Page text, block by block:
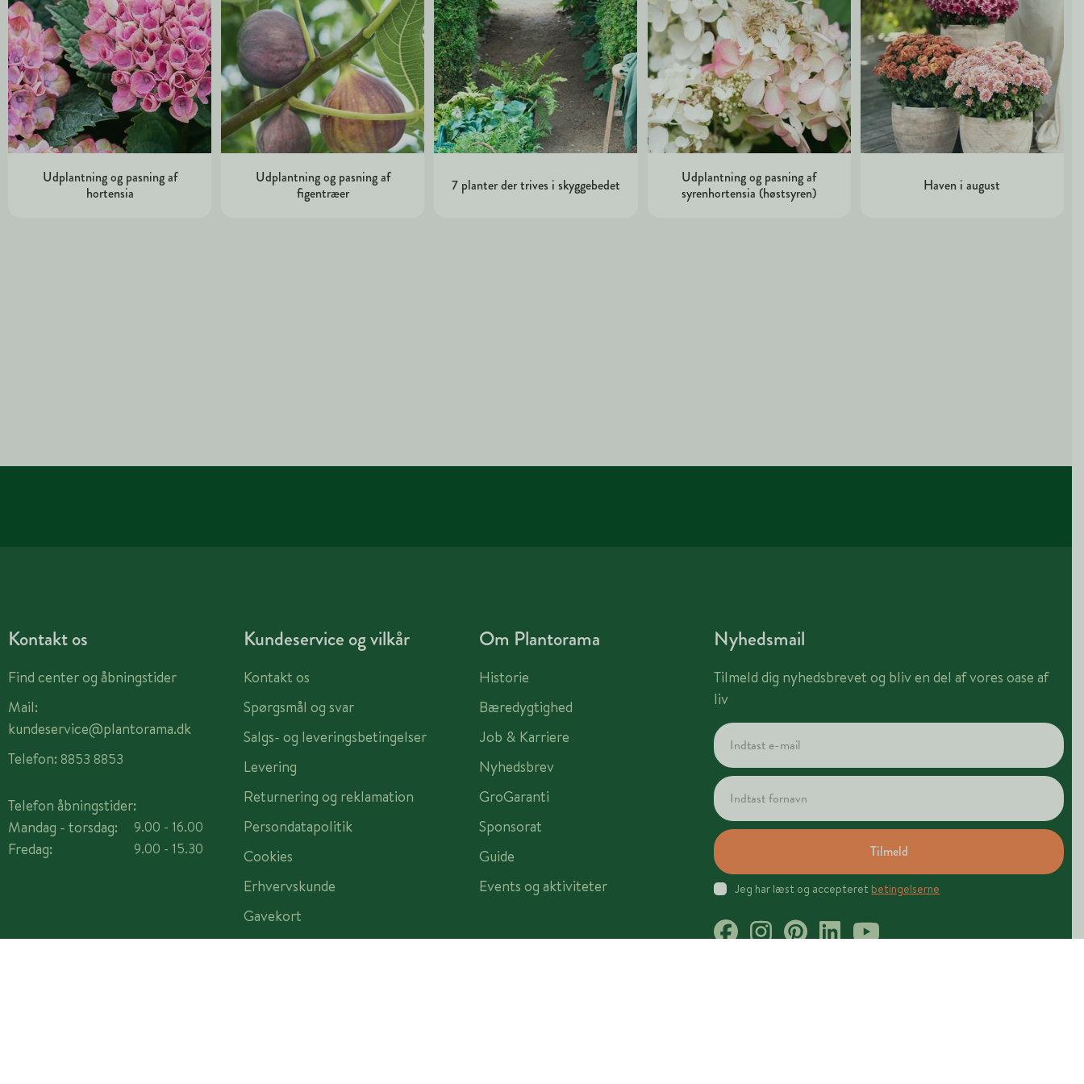
Udplantning og pasning af
hortensia
Udplantning og pasning af
figentræer
7 planter der trives i skyggebedet
Udplantning og pasning af
syrenhortensia (høstsyren)
Haven i august
Kontakt os
Find center og åbningstider
Mail:
kundeservice@plantorama.dk
Telefon: 8853 8853
Telefon åbningstider:
Mandag - torsdag:
Fredag:
9.00 - 16.00
9.00 - 15.30
Kundeservice og vilkår
Kontakt os
Spørgsmål og svar
Salgs- og leveringsbetingelser
Levering
Returnering og reklamation
Persondatapolitik
Cookies
Erhvervskunde
Gavekort
Om Plantorama
Historie
Bæredygtighed
Job & Karriere
Nyhedsbrev
GroGaranti
Sponsorat
Guide
Events og aktiviteter
Nyhedsmail
Tilmeld dig nyhedsbrevet og bliv en del af vores oase af
liv
Tilmeld
Jeg har læst og accepteret betingelserne